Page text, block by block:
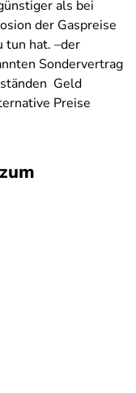
als bei
der Gaspreise
tun hat. –der
Sondervertrag
Geld
Preise